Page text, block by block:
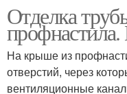
Отделка
На крыше из
отверстий, через
вентиляционные